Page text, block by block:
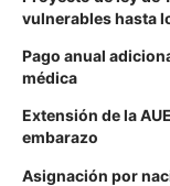
vulnerables hasta
Pago anual
médica
Extensión de la AUE
embarazo
Asignación por